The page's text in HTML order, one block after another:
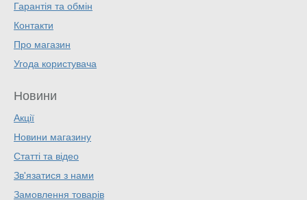
Гарантія та обмін
Контакти
Про магазин
Угода користувача
Новини
Акції
Новини магазину
Статті та відео
Зв'язатися з нами
Замовлення товарів